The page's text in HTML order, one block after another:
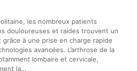
les nombreux patients
douloureuses et raides trouvent un
à une prise en charge rapide
avancées. L’arthrose de la
lombaire et cervicale,
la…